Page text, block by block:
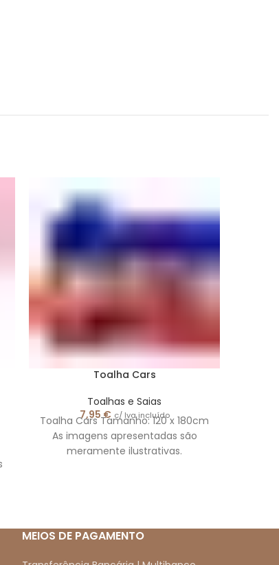
Toalha Cars
Toalhas e Saias
7,95€ c/ Iva incluído
Toalha Cars Tamanho: 120 x 180cm
As imagens apresentadas são
meramente ilustrativas.
MEIOS DE PAGAMENTO